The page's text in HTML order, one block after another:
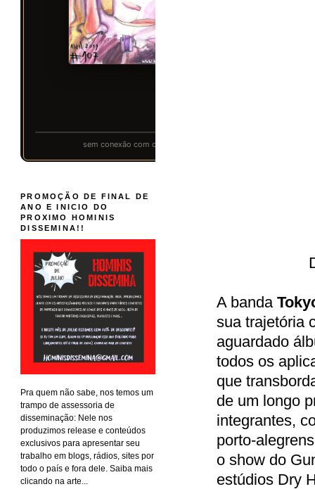
A banda
sua trajetória
aguardado
todos os
que
de um longo
integrantes,
porto-
o show do
estúdios Dry
PROMOÇÃO DE FINAL DE
ANO E INICIO DO
PROXIMO HOMINIS
DISSEMINA!!
Pra quem não sabe, nos temos um
trampo de assessoria de
disseminação: Nele nos
produzimos release e conteúdos
exclusivos para apresentar seu
trabalho em blogs, rádios, sites por
todo o país e fora dele. Saiba mais
clicando na arte...